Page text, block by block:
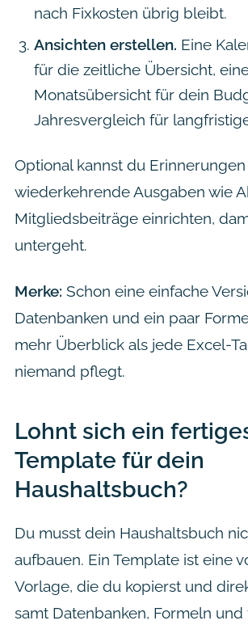
nach Fixkosten übrig bleibt.
Ansichten erstellen. Eine
für die zeitliche Übersicht,
Monatsübersicht für dein
Jahresvergleich für
Optional kannst du
wiederkehrende Ausgaben wie
Mitgliedsbeiträge einrichten,
untergeht.
Merke: Schon eine einfache
Datenbanken und ein paar
mehr Überblick als jede Excel-
niemand pflegt.
Lohnt sich ein
Template für dein
Haushaltsbuch?
Du musst dein Haushaltsbuch
aufbauen. Ein Template ist eine
Vorlage, die du kopierst und
samt Datenbanken, Formeln